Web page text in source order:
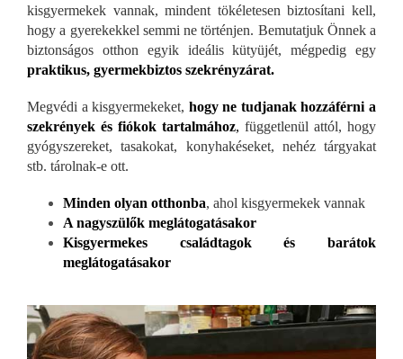
kisgyermekek vannak, mindent tökéletesen biztosítani kell,
hogy a gyerekekkel semmi ne történjen. Bemutatjuk Önnek a
biztonságos otthon egyik ideális kütyüjét, mégpedig egy
praktikus, gyermekbiztos szekrényzárat.
Megvédi a kisgyermekeket, hogy ne tudjanak hozzáférni a
szekrények és fiókok tartalmához, függetlenül attól, hogy
gyógyszereket, tasakokat, konyhakéseket, nehéz tárgyakat
stb. tárolnak-e ott.
Minden olyan otthonba, ahol kisgyermekek vannak
A nagyszülők meglátogatásakor
Kisgyermekes családtagok és barátok
meglátogatásakor